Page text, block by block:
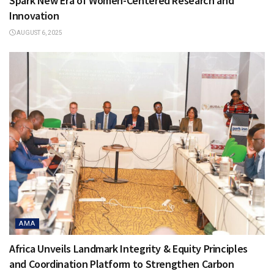
Innovation
AUGUST 6, 2025
AMA
Africa Unveils Landmark Integrity & Equity Principles
and Coordination Platform to Strengthen Carbon